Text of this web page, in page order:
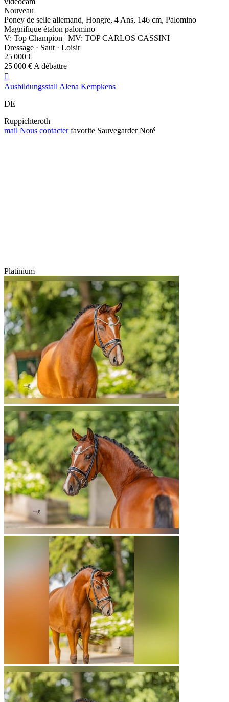
Nouveau
Poney de selle allemand, Hongre, 4 Ans, 146 cm, Palomino
Magnifique étalon palomino
V: Top Champion | MV: TOP CARLOS CASSINI
Dressage · Saut · Loisir
25 000 €
25 000 € A débattre

Ausbildungsstall Alena Kempkens
DE
Ruppichteroth
mail Nous contacter favorite Sauvegarder Noté
Platinium